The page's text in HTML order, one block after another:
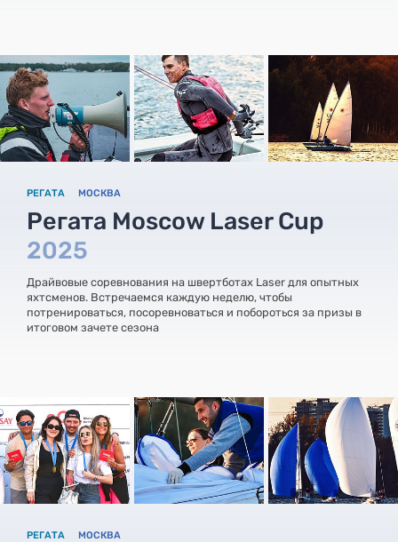
РЕГАТА МОСКВА
Регата Moscow Laser Cup
2025
Драйвовые соревнования на швертботах Laser для опытных
яхтсменов. Встречаемся каждую неделю, чтобы
потренироваться, посоревноваться и побороться за призы в
итоговом зачете сезона
РЕГАТА МОСКВА